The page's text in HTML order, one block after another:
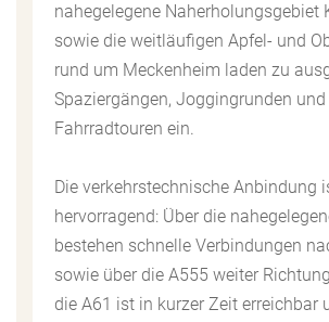
nahegelegene Naherholungsgebiet
sowie die weitläufigen Apfel- und
rund um Meckenheim laden zu
Spaziergängen, Joggingrunden und
Fahrradtouren ein.
Die verkehrstechnische Anbindung
hervorragend: Über die
bestehen schnelle Verbindungen
sowie über die A555 weiter
die A61 ist in kurzer Zeit erreichbar